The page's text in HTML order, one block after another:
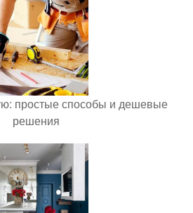
простые способы и дешевые
решения